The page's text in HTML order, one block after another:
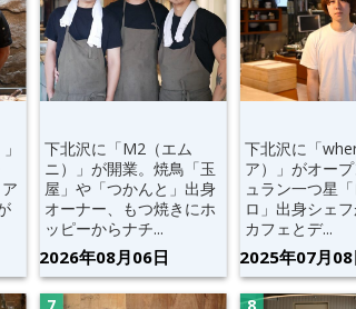
下北沢に「M2（エム
ニ）」が開業。焼鳥「玉
屋」や「つかんと」出身
オーナー、もつ焼きにホ
ッピーからナチ...
2026年08月06日
下北沢に「
ア）」がオー
ュラン一つ星
ロ」出身シェフ
カフェとデ...
2025年07月08